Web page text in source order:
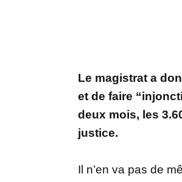
Le magistrat a
et de faire
deux mois, les
justice.
Il n’en va pas de